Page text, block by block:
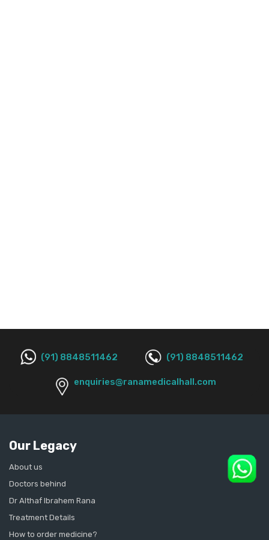
(91) 8848511462 (91) 8848511462
enquiries@ranamedicalhall.com
Our Legacy
About us
Doctors behind
Dr Althaf Ibrahem Rana
Treatment Details
How to order medicine?